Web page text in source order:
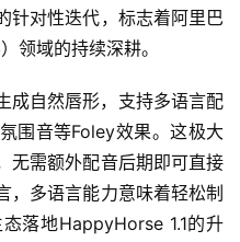
针对性迭代，标志着阿里巴
领域的持续深耕。
成自然唇形，支持多语言配
围音等Foley效果。这极大
无需额外配音后期即可直接
，多语言能力意味着轻松制
落地HappyHorse 1.1的升